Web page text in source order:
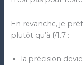
En revanche, je
plutôt qu’à f/1.7 :
la précision